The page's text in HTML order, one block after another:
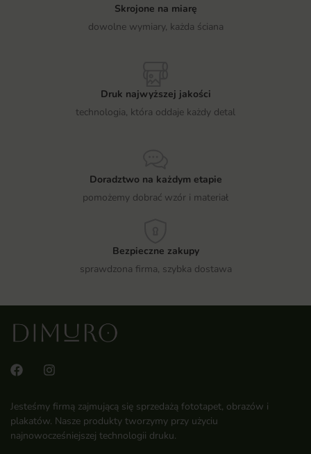
Skrojone na miarę
dowolne wymiary, każda ściana
Druk najwyższej jakości
technologia, która oddaje każdy detal
Doradztwo na każdym etapie
pomożemy dobrać wzór i materiał
Bezpieczne zakupy
sprawdzona firma, szybka dostawa
Jesteśmy firmą zajmującą się sprzedażą fototapet, obrazów i
plakatów. Nasze produkty tworzymy przy użyciu
najnowocześniejszej technologii druku.